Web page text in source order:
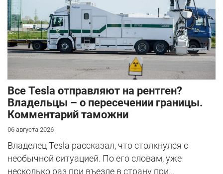
Все Tesla отправляют на рентген?
Владельцы – о пересечении границы.
Комментарий таможни
06 августа 2026
Владелец Tesla рассказал, что столкнулся с
необычной ситуацией. По его словам, уже
несколько раз при въезде в страну при...